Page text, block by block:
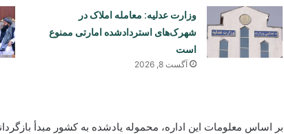
وزارت عدلیه: معامله املاک در
شهرک‌های استردادشده امارتی ممنوع
است
آگست 8, 2026
بر اساس معلومات این اداره، محموله یادشده به کشور مبدأ